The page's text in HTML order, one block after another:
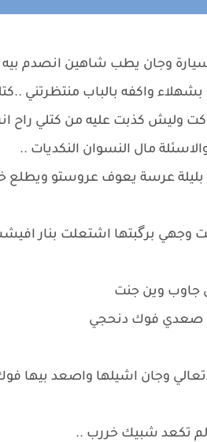
وجان يطب شاهين انصدم بيه
واكفه بالباب منتظرتني
كذبت عليه من كتلي راح
مال النسوان النكديات ..
عرسة يعوف عروستو ويطلع
وجهي برگبتها اشتعلت
جاوب وين جنت
صعدي فوك دنحجي
وجان اشيلها واصعد بيها
تكعد شبيك خررب ..